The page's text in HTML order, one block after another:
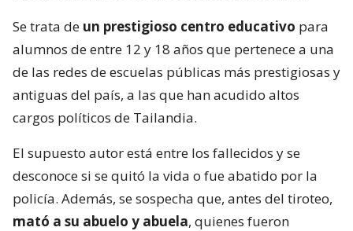
Se trata de un prestigioso centro educativo para
alumnos de entre 12 y 18 años que pertenece a una
de las redes de escuelas públicas más prestigiosas y
antiguas del país, a las que han acudido altos
cargos políticos de Tailandia.
El supuesto autor está entre los fallecidos y se
desconoce si se quitó la vida o fue abatido por la
policía. Además, se sospecha que, antes del tiroteo,
mató a su abuelo y abuela, quienes fueron